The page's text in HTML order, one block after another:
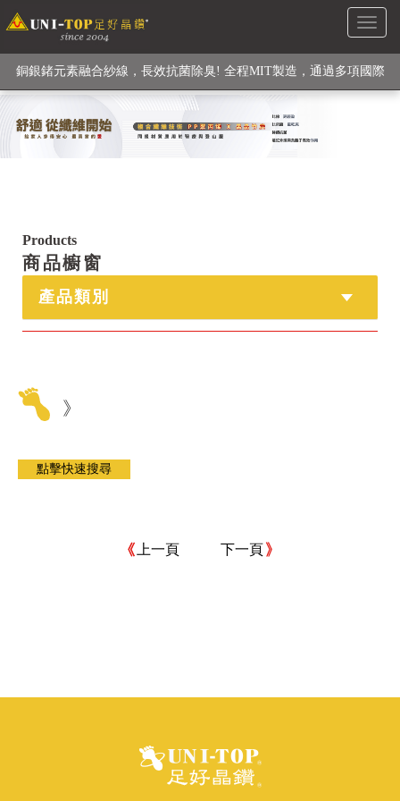
Toggle
級高性能纖維素材), 機能貼身衣物No. 1
銅銀鍺元素融合紗線，長效抗菌除臭! 全程MIT製造，通過多項國際
檢驗
【快來點我】H型銅銀纖維長效PP能量護膝! 支撐. 包覆感. 超透氣.
Products
商品櫥窗
產品類別
》
上一頁 下一頁